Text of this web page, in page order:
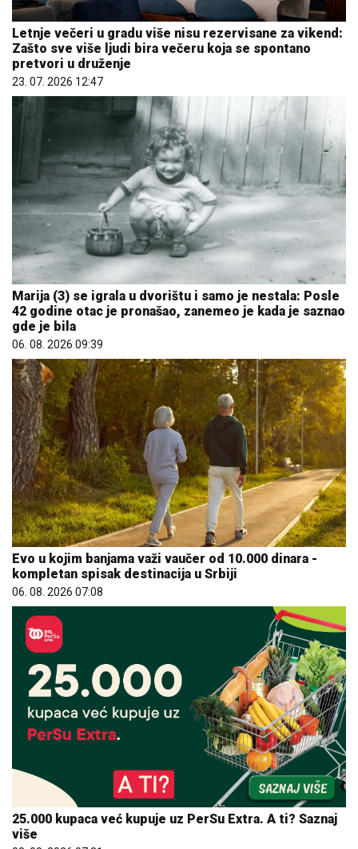
Letnje večeri u gradu više nisu rezervisane za vikend:
Zašto sve više ljudi bira večeru koja se spontano
pretvori u druženje
23. 07. 2026 12:47
Marija (3) se igrala u dvorištu i samo je nestala: Posle
42 godine otac je pronašao, zanemeo je kada je saznao
gde je bila
06. 08. 2026 09:39
Evo u kojim banjama važi vaučer od 10.000 dinara -
kompletan spisak destinacija u Srbiji
06. 08. 2026 07:08
25.000 kupaca već kupuje uz PerSu Extra. A ti? Saznaj
više